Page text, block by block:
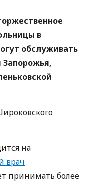
в
обслуживать
на
врач
принимать более